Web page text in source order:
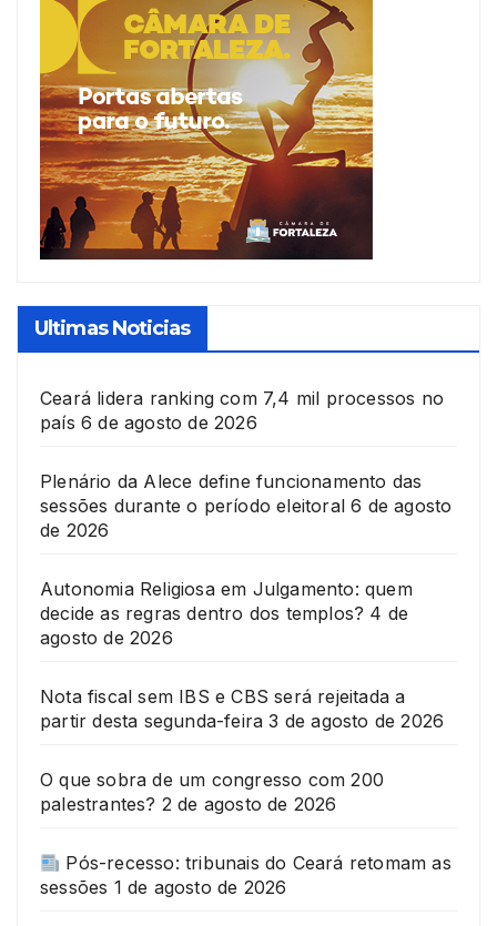
Ultimas Noticias
Ceará lidera ranking com 7,4 mil processos no
país 6 de agosto de 2026
Plenário da Alece define funcionamento das
sessões durante o período eleitoral 6 de agosto
de 2026
Autonomia Religiosa em Julgamento: quem
decide as regras dentro dos templos? 4 de
agosto de 2026
Nota fiscal sem IBS e CBS será rejeitada a
partir desta segunda-feira 3 de agosto de 2026
O que sobra de um congresso com 200
palestrantes? 2 de agosto de 2026
Pós-recesso: tribunais do Ceará retomam as
sessões 1 de agosto de 2026